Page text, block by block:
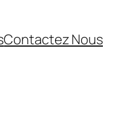
Contactez Nous